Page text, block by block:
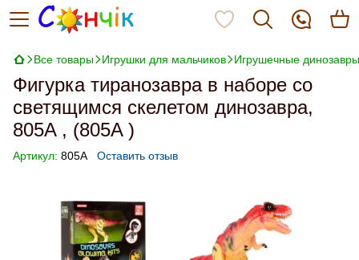
Все товары Игрушки для мальчиков Игрушечные
Фигурка тиранозавра в наборе со
светящимся скелетом динозавра,
805A , (805A )
Артикул: 805A Оставить отзыв